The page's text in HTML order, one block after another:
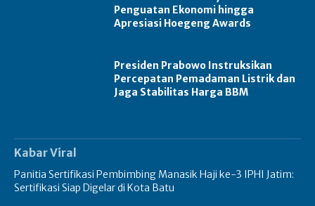
Penguatan Ekonomi hingga
Apresiasi Hoegeng Awards
Presiden Prabowo Instruksikan
Percepatan Pemadaman Listrik dan
Jaga Stabilitas Harga BBM
Kabar Viral
Panitia Sertifikasi Pembimbing Manasik Haji ke-3 IPHI Jatim:
Sertifikasi Siap Digelar di Kota Batu